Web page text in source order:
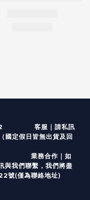
客服 ｜ 請私訊
定假日皆無出貨及回
業務合作｜如
與我們聯繫，我們將盡
號(僅為聯絡地址)